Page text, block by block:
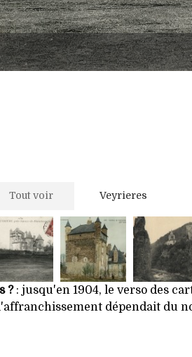
Tout voir Veyrieres
?: jusqu'en 1904, le verso des
dépendait du